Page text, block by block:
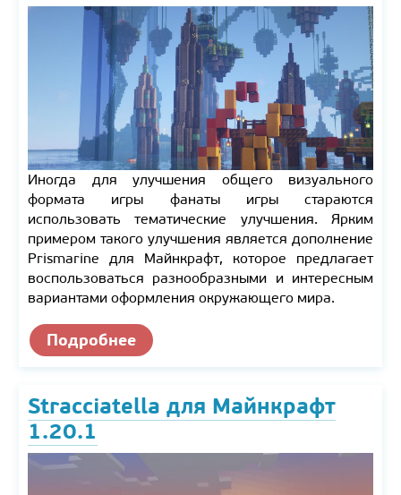
Иногда для улучшения общего визуального
формата игры фанаты игры стараются
использовать тематические улучшения. Ярким
примером такого улучшения является дополнение
Prismarine для Майнкрафт, которое предлагает
воспользоваться разнообразными и интересным
вариантами оформления окружающего мира.
Подробнее
Stracciatella для Майнкрафт
1.20.1